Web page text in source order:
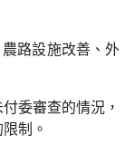
路設施改善、外
委審查的情況，
制。